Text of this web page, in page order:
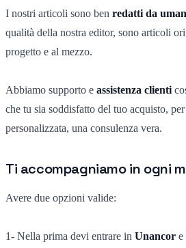
I nostri articoli sono ben redatti da
qualità della nostra editor, sono articoli
progetto e al mezzo.
Abbiamo supporto e assistenza clienti
che tu sia soddisfatto del tuo acquisto,
personalizzata, una consulenza vera.
Ti accompagniamo in ogni
Avere due opzioni valide:
1- Nella prima devi entrare in Unancor e